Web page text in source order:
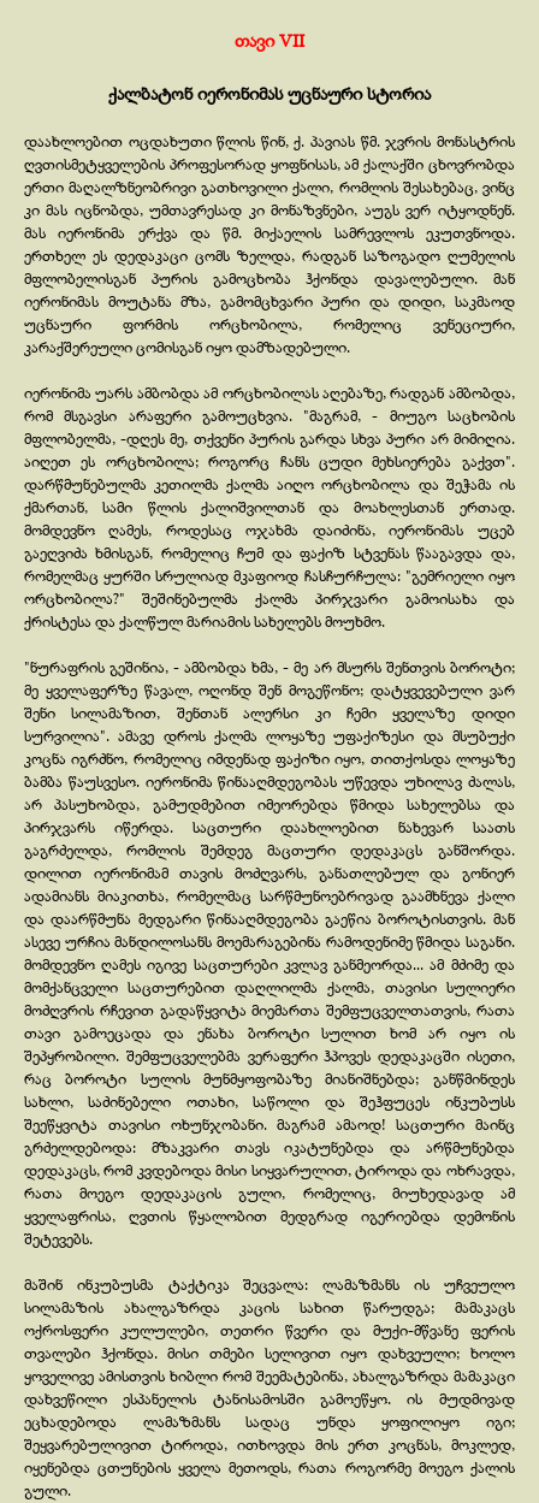
თავი VII
ქალბატონ იერონიმას უცნაური სტორია
დაახლოებით ოცდახუთი წლის წინ, ქ. პავიას წმ. ჯვრის მონასტრის
ღვთისმეტყველების პროფესორად ყოფნისას, ამ ქალაქში ცხოვრობდა
ერთი მაღალზნეობრივი გათხოვილი ქალი, რომლის შესახებაც, ვინც
კი მას იცნობდა, უმთავრესად კი მონაზვნები, აუგს ვერ იტყოდნენ.
მას იერონიმა ერქვა და წმ. მიქაელის სამრევლოს ეკუთვნოდა.
ერთხელ ეს დედაკაცი ცომს ზელდა, რადგან საზოგადო ღუმელის
მფლობელისგან პურის გამოცხობა ჰქონდა დავალებული. მან
იერონიმას მოუტანა მზა, გამომცხვარი პური და დიდი, საკმაოდ
უცნაური ფორმის ორცხობილა, რომელიც ვენეციური,
კარაქშერეული ცომისგან იყო დამზადებული.
იერონიმა უარს ამბობდა ამ ორცხობილას აღებაზე, რადგან ამბობდა,
რომ მსგავსი არაფერი გამოუცხვია. "მაგრამ, - მიუგო საცხობის
მფლობელმა, -დღეს მე, თქვენი პურის გარდა სხვა პური არ მიმიღია.
აიღეთ ეს ორცხობილა; როგორც ჩანს ცუდი მეხსიერება გაქვთ".
დარწმუნებულმა კეთილმა ქალმა აიღო ორცხობილა და შეჭამა ის
ქმართან, სამი წლის ქალიშვილთან და მოახლესთან ერთად.
მომდევნო ღამეს, როდესაც ოჯახმა დაიძინა, იერონიმას უცებ
გაეღვიძა ხმისგან, რომელიც ჩუმ და ფაქიზ სტვენას წააგავდა და,
რომელმაც ყურში სრულიად მკაფიოდ ჩასჩურჩულა: "გემრიელი იყო
ორცხობილა?" შეშინებულმა ქალმა პირჯვარი გამოისახა და
ქრისტესა და ქალწულ მარიამის სახელებს მოუხმო.
"ნურაფრის გეშინია, - ამბობდა ხმა, - მე არ მსურს შენთვის ბოროტი;
მე ყველაფერზე წავალ, ოღონდ შენ მოგეწონო; დატყვევებული ვარ
შენი სილამაზით, შენთან ალერსი კი ჩემი ყველაზე დიდი
სურვილია". ამავე დროს ქალმა ლოყაზე უფაქიზესი და მსუბუქი
კოცნა იგრძნო, რომელიც იმდენად ფაქიზი იყო, თითქოსდა ლოყაზე
ბამბა წაუსვესო. იერონიმა წინააღმდეგობას უწევდა უხილავ ძალას,
არ პასუხობდა, გამუდმებით იმეორებდა წმიდა სახელებსა და
პირჯვარს იწერდა. საცთური დაახლოებით ნახევარ საათს
გაგრძელდა, რომლის შემდეგ მაცთური დედაკაცს განშორდა.
დილით იერონიმამ თავის მოძღვარს, განათლებულ და გონიერ
ადამიანს მიაკითხა, რომელმაც სარწმუნოებრივად გაამხნევა ქალი
და დაარწმუნა მედგარი წინააღმდეგობა გაეწია ბოროტისთვის. მან
ასევე ურჩია მანდილოსანს მოემარაგებინა რამოდენიმე წმიდა საგანი.
მომდევნო ღამეს იგივე საცთურები კვლავ განმეორდა... ამ მძიმე და
მომქანცველი საცთურებით დაღლილმა ქალმა, თავისი სულიერი
მოძღვრის რჩევით გადაწყვიტა მიემართა შემფუცველთათვის, რათა
თავი გამოეცადა და ენახა ბოროტი სულით ხომ არ იყო ის
შეპყრობილი. შემფუცველებმა ვერაფერი ჰპოვეს დედაკაცში ისეთი,
რაც ბოროტი სულის მუნმყოფობაზე მიანიშნებდა; განწმინდეს
სახლი, საძინებელი ოთახი, საწოლი და შეჰფუცეს ინკუბუსს
შეეწყვიტა თავისი ოხუნჯობანი. მაგრამ ამაოდ! საცთური მაინც
გრძელდებოდა: მზაკვარი თავს იკატუნებდა და არწმუნებდა
დედაკაცს, რომ კვდებოდა მისი სიყვარულით, ტიროდა და ოხრავდა,
რათა მოეგო დედაკაცის გული, რომელიც, მიუხედავად ამ
ყველაფრისა, ღვთის წყალობით მედგრად იგერიებდა დემონის
შეტევებს.
მაშინ ინკუბუსმა ტაქტიკა შეცვალა: ლამაზმანს ის უჩვეულო
სილამაზის ახალგაზრდა კაცის სახით წარუდგა; მამაკაცს
ოქროსფერი კულულები, თეთრი წვერი და მუქი-მწვანე ფერის
თვალები ჰქონდა. მისი თმები სელივით იყო დახვეული; ხოლო
ყოველივე ამისთვის ხიბლი რომ შეემატებინა, ახალგაზრდა მამაკაცი
დახვეწილი ესპანელის ტანისამოსში გამოეწყო. ის მუდმივად
ეცხადებოდა ლამაზმანს სადაც უნდა ყოფილიყო იგი;
შეყვარებულივით ტიროდა, ითხოვდა მის ერთ კოცნას, მოკლედ,
იყენებდა ცთუნების ყველა მეთოდს, რათა როგორმე მოეგო ქალის
გული.